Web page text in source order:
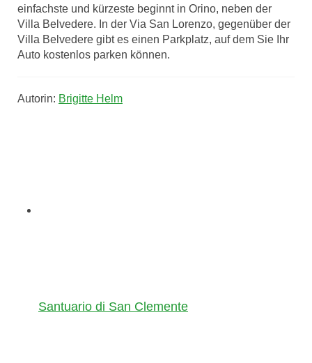
einfachste und kürzeste beginnt in Orino, neben der
Villa Belvedere. In der Via San Lorenzo, gegenüber der
Villa Belvedere gibt es einen Parkplatz, auf dem Sie Ihr
Auto kostenlos parken können.
Autorin: Brigitte Helm
Santuario di San Clemente